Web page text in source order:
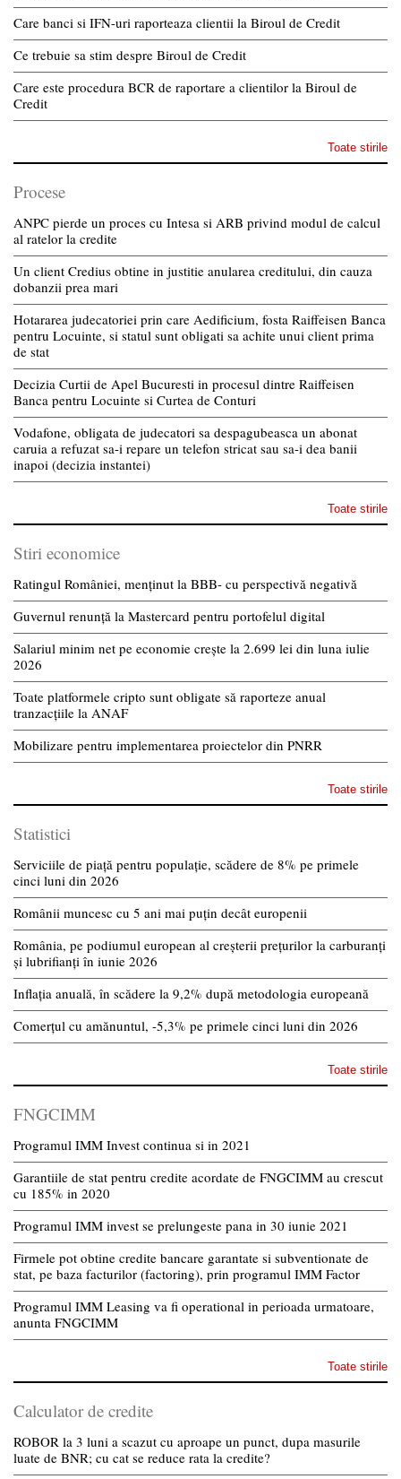
Care banci si IFN-uri raporteaza clientii la Biroul de Credit
Ce trebuie sa stim despre Biroul de Credit
Care este procedura BCR de raportare a clientilor la Biroul de
Credit
Toate stirile
Procese
ANPC pierde un proces cu Intesa si ARB privind modul de calcul
al ratelor la credite
Un client Credius obtine in justitie anularea creditului, din cauza
dobanzii prea mari
Hotararea judecatoriei prin care Aedificium, fosta Raiffeisen Banca
pentru Locuinte, si statul sunt obligati sa achite unui client prima
de stat
Decizia Curtii de Apel Bucuresti in procesul dintre Raiffeisen
Banca pentru Locuinte si Curtea de Conturi
Vodafone, obligata de judecatori sa despagubeasca un abonat
caruia a refuzat sa-i repare un telefon stricat sau sa-i dea banii
inapoi (decizia instantei)
Toate stirile
Stiri economice
Ratingul României, menținut la BBB- cu perspectivă negativă
Guvernul renunță la Mastercard pentru portofelul digital
Salariul minim net pe economie crește la 2.699 lei din luna iulie
2026
Toate platformele cripto sunt obligate să raporteze anual
tranzacțiile la ANAF
Mobilizare pentru implementarea proiectelor din PNRR
Toate stirile
Statistici
Serviciile de piață pentru populație, scădere de 8% pe primele
cinci luni din 2026
Românii muncesc cu 5 ani mai puțin decât europenii
România, pe podiumul european al creșterii prețurilor la carburanți
și lubrifianți în iunie 2026
Inflația anuală, în scădere la 9,2% după metodologia europeană
Comerțul cu amănuntul, -5,3% pe primele cinci luni din 2026
Toate stirile
FNGCIMM
Programul IMM Invest continua si in 2021
Garantiile de stat pentru credite acordate de FNGCIMM au crescut
cu 185% in 2020
Programul IMM invest se prelungeste pana in 30 iunie 2021
Firmele pot obtine credite bancare garantate si subventionate de
stat, pe baza facturilor (factoring), prin programul IMM Factor
Programul IMM Leasing va fi operational in perioada urmatoare,
anunta FNGCIMM
Toate stirile
Calculator de credite
ROBOR la 3 luni a scazut cu aproape un punct, dupa masurile
luate de BNR; cu cat se reduce rata la credite?